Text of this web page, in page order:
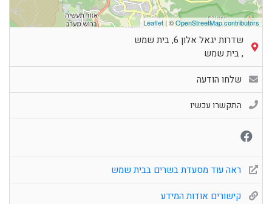
Leaflet| ©OpenStreetMap contributors
שדרות יגאל אלון 6, בית שמש
,בית שמש
שלחו הודעה
התקשרו עכשיו
ראה עוד מסעדת בשרים בבית שמש
קישורים אודות המידע